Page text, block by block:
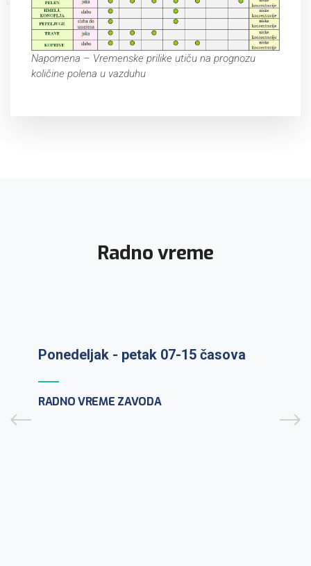
Napomena – Vremenske prilike utiču na prognozu
količine polena u vazduhu
Radno vreme
Prijem uzoraka: ponedeljak-petak 7-